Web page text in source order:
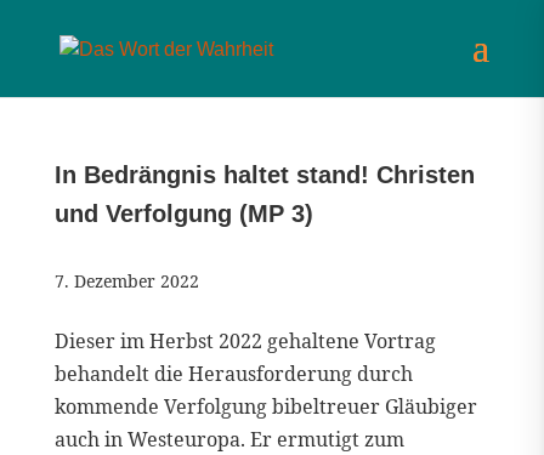
In Bedrängnis haltet stand! Christen
und Verfolgung (MP 3)
7. Dezember 2022
Dieser im Herbst 2022 gehaltene Vortrag
behandelt die Herausforderung durch
kommende Verfolgung bibeltreuer Gläubiger
auch in Westeuropa. Er ermutigt zum